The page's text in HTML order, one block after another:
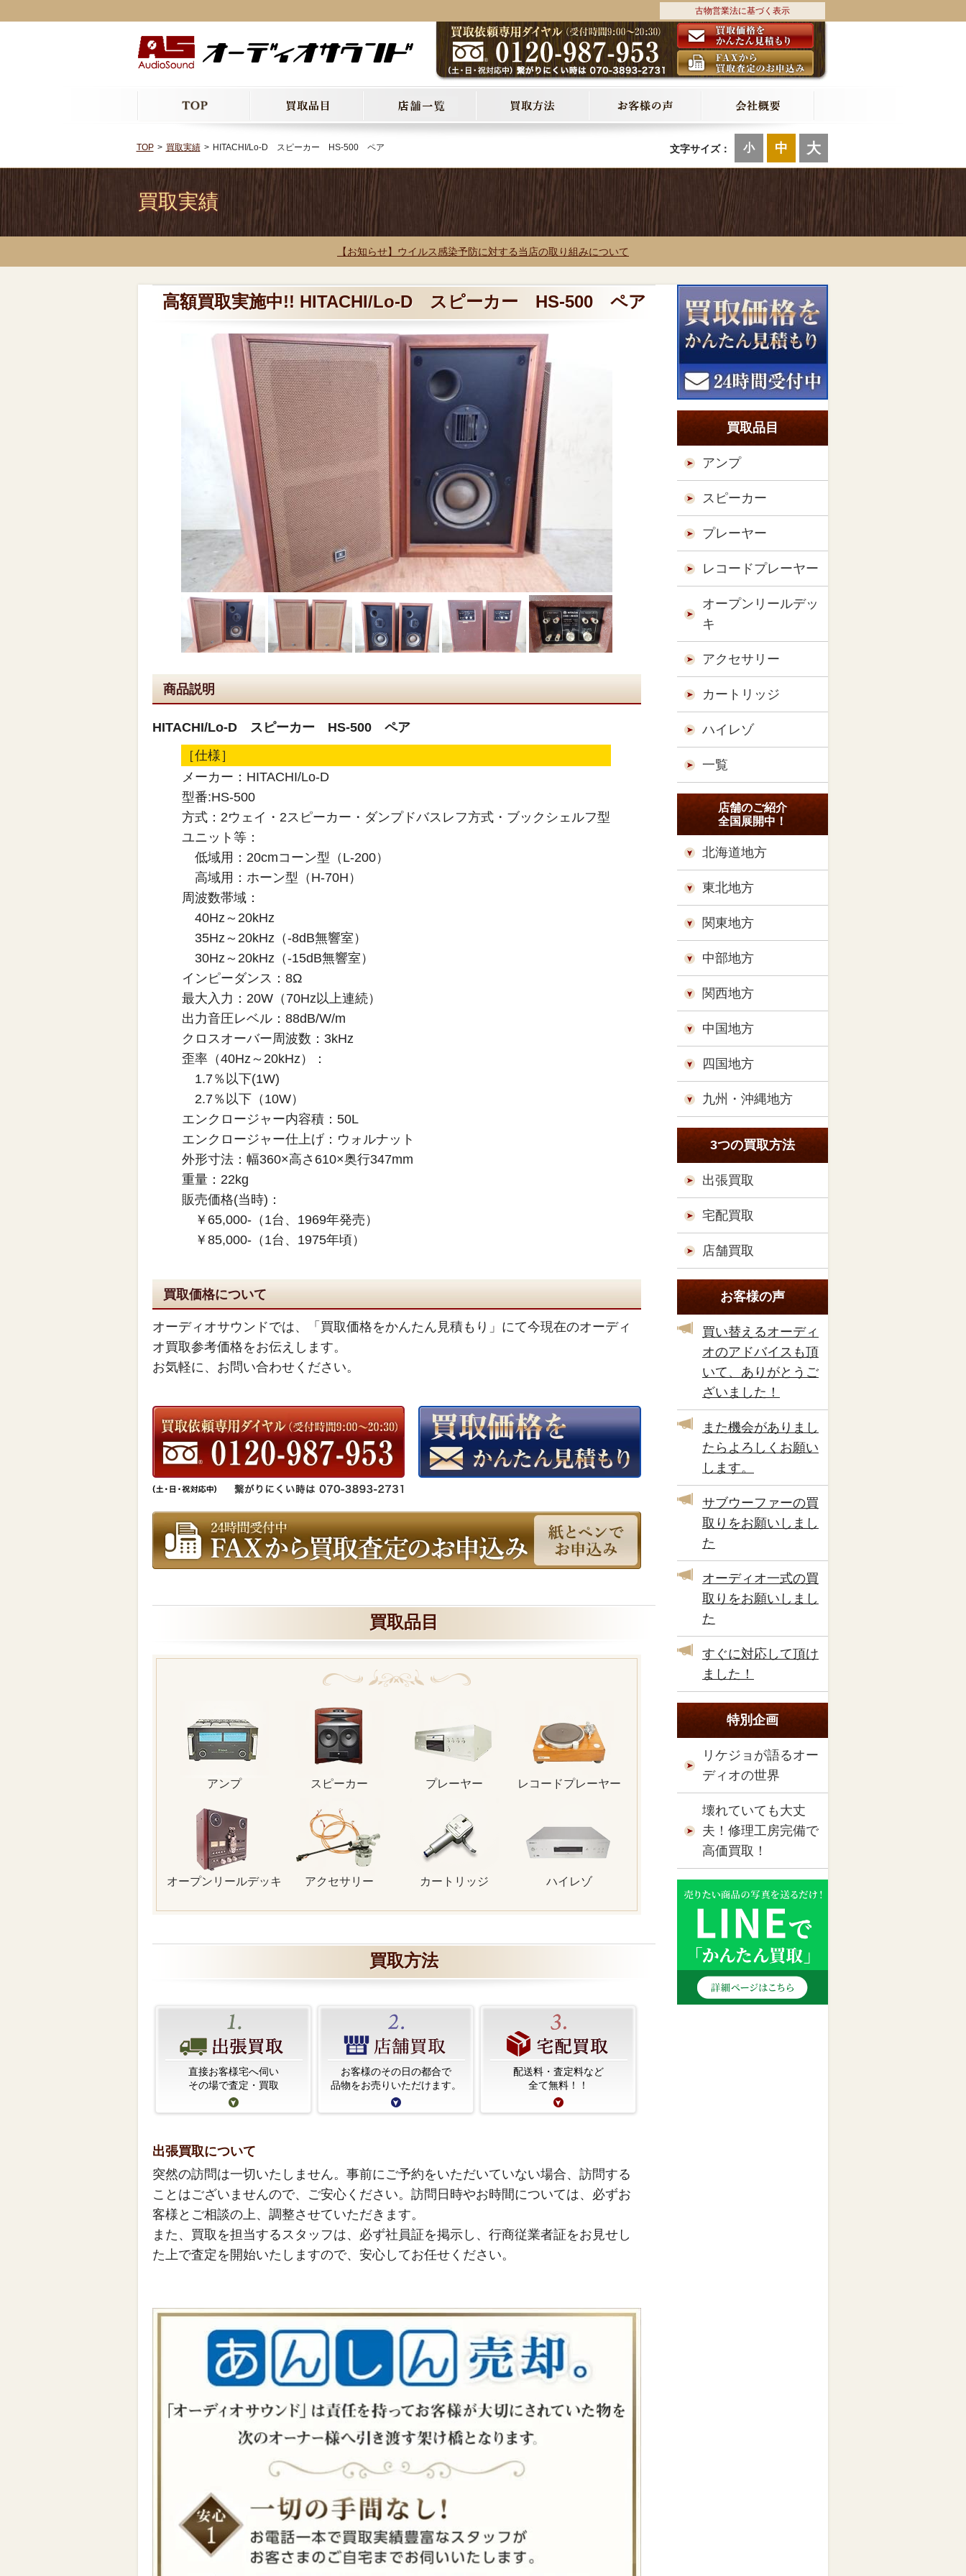
古物営業法に基づく表示
文字サイズ： 小 中 大
TOP 買取実績 HITACHI/Lo-D スピーカー HS-500 ペア
買取実績
【お知らせ】ウイルス感染予防に対する当店の取り組みについて
高額買取実施中!! HITACHI/Lo-D スピーカー HS-500 ペア
商品説明
HITACHI/Lo-D スピーカー HS-500 ペア
［仕様］
メーカー：HITACHI/Lo-D
型番:HS-500
方式：2ウェイ・2スピーカー・ダンプドバスレフ方式・ブックシェルフ型
ユニット等：
低域用：20cmコーン型（L-200）
高域用：ホーン型（H-70H）
周波数帯域：
40Hz～20kHz
35Hz～20kHz（-8dB無響室）
30Hz～20kHz（-15dB無響室）
インピーダンス：8Ω
最大入力：20W（70Hz以上連続）
出力音圧レベル：88dB/W/m
クロスオーバー周波数：3kHz
歪率（40Hz～20kHz）：
1.7％以下(1W)
2.7％以下（10W）
エンクロージャー内容積：50L
エンクロージャー仕上げ：ウォルナット
外形寸法：幅360×高さ610×奥行347mm
重量：22kg
販売価格(当時)：
￥65,000-（1台、1969年発売）
￥85,000-（1台、1975年頃）
買取価格について
オーディオサウンドでは、「買取価格をかんたん見積もり」にて今現在のオーディ
オ買取参考価格をお伝えします。
お気軽に、お問い合わせください。
買取品目
アンプ スピーカー プレーヤー レコードプレーヤー
オープンリールデッキ アクセサリー カートリッジ ハイレゾ
買取方法
直接お客様宅へ伺い
その場で査定・買取
お客様のその日の都合で
品物をお売りいただけます。
配送料・査定料など
全て無料！！
出張買取について
突然の訪問は一切いたしません。事前にご予約をいただいていない場合、訪問する
ことはございませんので、ご安心ください。訪問日時やお時間については、必ずお
客様とご相談の上、調整させていただきます。
また、買取を担当するスタッフは、必ず社員証を掲示し、行商従業者証をお見せし
た上で査定を開始いたしますので、安心してお任せください。
買取品目
アンプ
スピーカー
プレーヤー
レコードプレーヤー
オープンリールデッ
キ
アクセサリー
カートリッジ
ハイレゾ
一覧
店舗のご紹介
全国展開中！
北海道地方
東北地方
関東地方
中部地方
関西地方
中国地方
四国地方
九州・沖縄地方
3つの買取方法
出張買取
宅配買取
店舗買取
お客様の声
買い替えるオーディ
オのアドバイスも頂
いて、ありがとうご
ざいました！
また機会がありまし
たらよろしくお願い
します。
サブウーファーの買
取りをお願いしまし
た
オーディオ一式の買
取りをお願いしまし
た
すぐに対応して頂け
ました！
特別企画
リケジョが語るオー
ディオの世界
壊れていても大丈
夫！修理工房完備で
高価買取！